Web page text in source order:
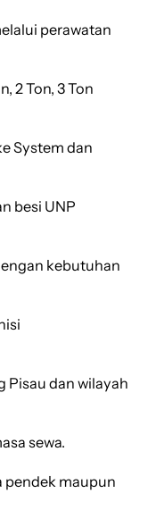
perawatan
2 Ton, 3 Ton
System dan
besi UNP
kebutuhan
Pisau dan wilayah
sewa.
pendek maupun